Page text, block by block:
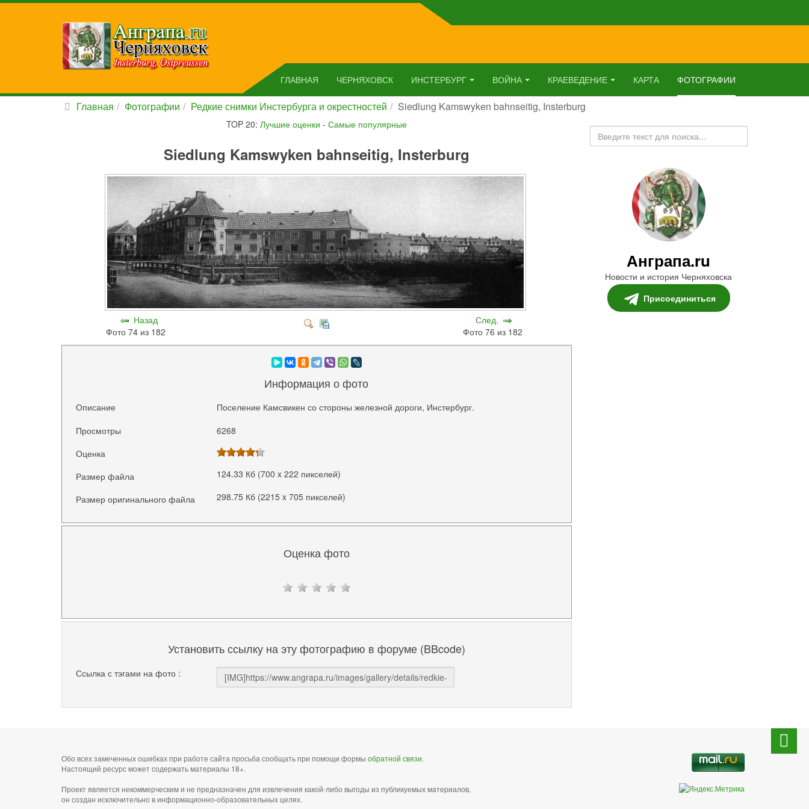
ГЛАВНАЯ ЧЕРНЯХОВСК ИНСТЕРБУРГ ВОЙНА КРАЕВЕДЕНИЕ КАРТА ФОТОГРАФИИ
Главная Фотографии Редкие снимки Инстербурга и окрестностей Siedlung Kamswyken bahnseitig, Insterburg
TOP 20: Лучшие оценки - Самые популярные
Siedlung Kamswyken bahnseitig, Insterburg
Назад
Фото 74 из 182
След.
Фото 76 из 182
Информация о фото
Описание
Поселение Камсвикен со стороны железной дороги, Инстербург.
Просмотры
6268
Оценка
Размер файла
124.33 Кб (700 x 222 пикселей)
Размер оригинального файла 298.75 Кб (2215 x 705 пикселей)
Оценка фото
Установить ссылку на эту фотографию в форуме (BBcode)
Ссылка с тэгами на фото :
Искать...
Анграпа.ru
Новости и история Черняховска
Присоединиться
Обо всех замеченных ошибках при работе сайта просьба сообщать при помощи формы обратной связи.
Настоящий ресурс может содержать материалы 18+.
Проект является некоммерческим и не предназначен для извлечения какой-либо выгоды из публикуемых материалов,
он создан исключительно в информационно-образовательных целях.